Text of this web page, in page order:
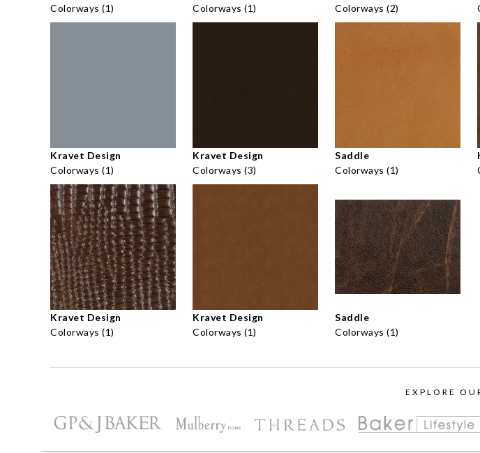
Colorways (1)
Colorways (1)
Colorways (2)
Kravet Design
Colorways (1)
Kravet Design
Colorways (3)
Saddle
Colorways (1)
Kravet Design
Colorways (1)
Kravet Design
Colorways (1)
Saddle
Colorways (1)
EXPLORE